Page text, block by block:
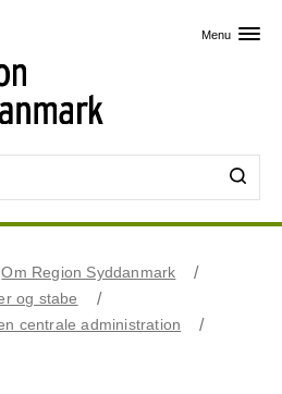
Menu
Om Region Syddanmark
og stabe
centrale administration